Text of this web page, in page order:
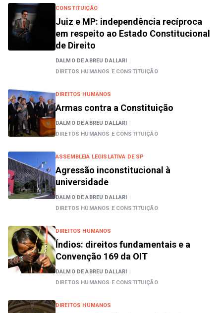
CONSTITUIÇÃO
Juiz e MP: independência recíproca
em respeito ao Estado Constitucional
de Direito
DALMO DE ABREU DALLARI |
DIRETOS HUMANOS E CONSTITUIÇÃO
DIREITOS HUMANOS
Armas contra a Constituição
DALMO DE ABREU DALLARI |
DIRETOS HUMANOS E CONSTITUIÇÃO
ASSEMBLEIA LEGISLATIVA DE SP
Agressão inconstitucional à
universidade
DALMO DE ABREU DALLARI |
DIRETOS HUMANOS E CONSTITUIÇÃO
DIREITOS HUMANOS
Índios: direitos fundamentais e a
Convenção 169 da OIT
DALMO DE ABREU DALLARI |
DIRETOS HUMANOS E CONSTITUIÇÃO
DIREITOS HUMANOS